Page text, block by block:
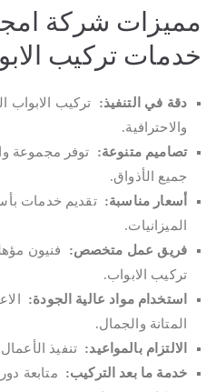
مميزات شركة
خدمات تركيب
دقة في التنفيذ: تركيب الابواب
والاحترافية.
تصاميم متنوعة: توفر مجموعة
جميع الأذواق.
أسعار مناسبة: تقديم خدمات
الميزانيات.
فريق عمل متخصص: فنيون
تركيب الابواب.
استخدام مواد عالية الجودة:
المتانة والجمال.
الالتزام بالمواعيد: تنفيذ
خدمة ما بعد التركيب: متابعة